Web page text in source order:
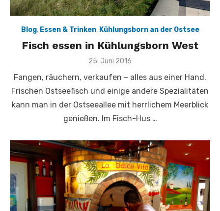
Blog, Essen & Trinken, Kühlungsborn an der Ostsee
Fisch essen in Kühlungsborn West
Veröffentlicht
25. Juni 2016
Fangen, räuchern, verkaufen – alles aus einer Hand.
Frischen Ostseefisch und einige andere Spezialitäten
kann man in der Ostseeallee mit herrlichem Meerblick
genießen. Im Fisch-Hus …